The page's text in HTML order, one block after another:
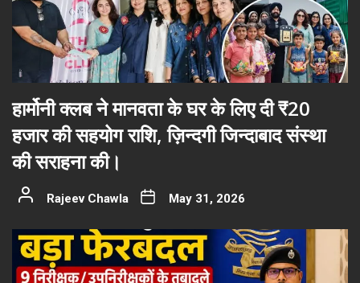
हार्मोनी क्लब ने मानवता के घर के लिए दी ₹20
हजार की सहयोग राशि, ज़िन्दगी जिन्दाबाद संस्था
की सराहना की।
Rajeev Chawla May 31, 2026